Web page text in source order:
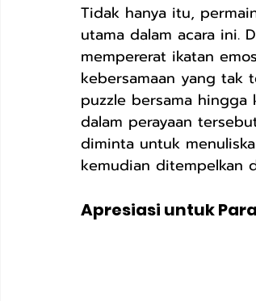
Tidak hanya itu,
utama dalam acara ini.
mempererat ikatan
kebersamaan yang tak
puzzle bersama hingga
dalam perayaan
diminta untuk
kemudian ditempelkan
Apresiasi untuk